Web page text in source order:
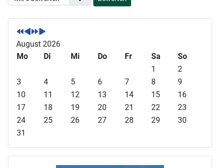
V
o
r
h
r
i
g
s
J
a
V
o
r
h
i
g
r
o
N
ä
c
r
N
ä
c
a
August 2026
Mo
Di Mi Do Fr Sa
So
1
2
3
4 5 6 7 8
9
10
11 12 13 14 15
16
17
18 19 20 21 22
23
24
25 26 27 28 29
30
31